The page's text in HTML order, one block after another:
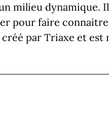
milieu dynamique.
pour faire
par Triaxe et est